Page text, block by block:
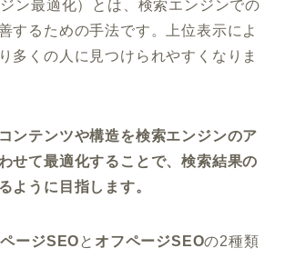
ン最適化）とは、検索エンジンでの
するための手法です。上位表示によ
多くの人に見つけられやすくなりま
ンテンツや構造を検索エンジンのア
せて最適化することで、検索結果の
ように目指します。
ージSEOと オフページSEOの2種類